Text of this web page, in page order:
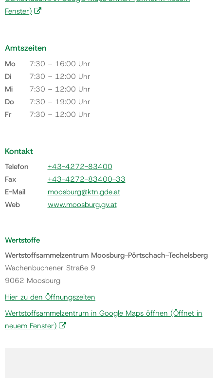
Fenster)
Amtszeiten
Mo
7:30 – 16:00 Uhr
Di
7:30 – 12:00 Uhr
Mi
7:30 – 12:00 Uhr
Do
7:30 – 19:00 Uhr
Fr
7:30 – 12:00 Uhr
Kontakt
Telefon
+43-4272-83400
Fax
+43-4272-83400-33
E-Mail
moosburg@ktn.gde.at
Web
www.moosburg.gv.at
Wertstoffe
Wertstoffsammelzentrum Moosburg-Pörtschach-Techelsberg
Wachenbuchener Straße 9
9062 Moosburg
Hier zu den Öffnungszeiten
Wertstoffsammelzentrum in Google Maps öffnen (Öffnet in
neuem Fenster)